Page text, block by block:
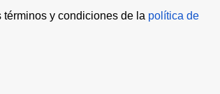
términos y condiciones de la política de